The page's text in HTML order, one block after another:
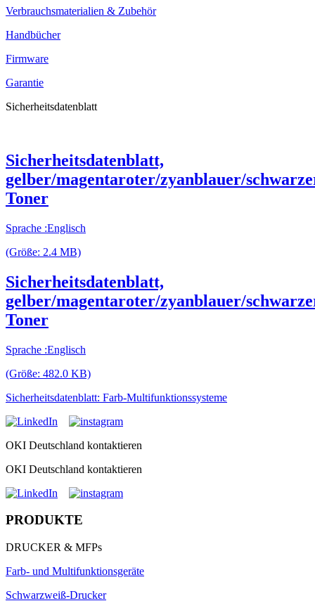
Verbrauchsmaterialien & Zubehör
Handbücher
Firmware
Garantie
Sicherheitsdatenblatt
Sicherheitsdatenblatt,
gelber/magentaroter/zyanblauer/
Toner
Sprache :Englisch
(Größe: 2.4 MB)
Sicherheitsdatenblatt,
gelber/magentaroter/zyanblauer/
Toner
Sprache :Englisch
(Größe: 482.0 KB)
Sicherheitsdatenblatt: Farb-Multifunktionssysteme
OKI Deutschland kontaktieren
OKI Deutschland kontaktieren
PRODUKTE
DRUCKER & MFPs
Farb- und Multifunktionsgeräte
Schwarzweiß-Drucker